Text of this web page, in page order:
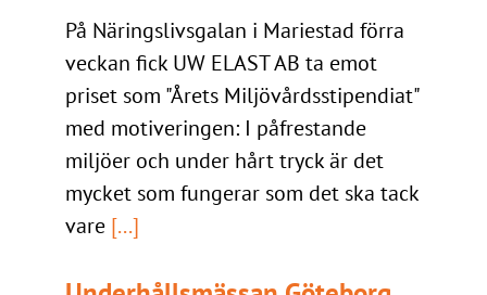
På Näringslivsgalan i Mariestad förra
veckan fick UW ELAST AB ta emot
priset som "Årets Miljövårdsstipendiat"
med motiveringen: I påfrestande
miljöer och under hårt tryck är det
mycket som fungerar som det ska tack
vare[...]